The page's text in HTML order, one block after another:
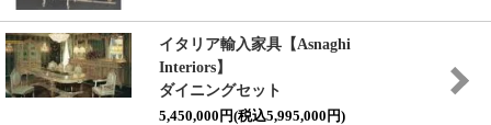
イタリア輸入家具【Asnaghi
Interiors】
ダイニングセット
5,450,000円(税込5,995,000円)